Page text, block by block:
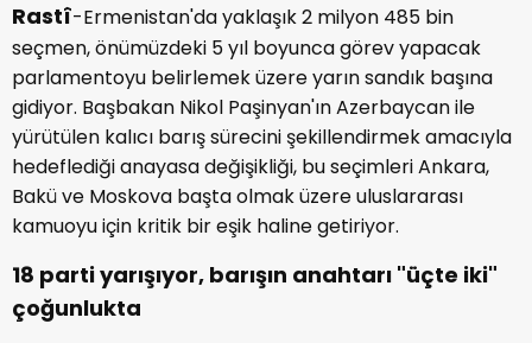
Rastî-Ermenistan'da yaklaşık 2 milyon 485 bin
seçmen, önümüzdeki 5 yıl boyunca görev yapacak
parlamentoyu belirlemek üzere yarın sandık başına
gidiyor. Başbakan Nikol Paşinyan'ın Azerbaycan ile
yürütülen kalıcı barış sürecini şekillendirmek amacıyla
hedeflediği anayasa değişikliği, bu seçimleri Ankara,
Bakü ve Moskova başta olmak üzere uluslararası
kamuoyu için kritik bir eşik haline getiriyor.
18 parti yarışıyor, barışın anahtarı "üçte iki"
çoğunlukta